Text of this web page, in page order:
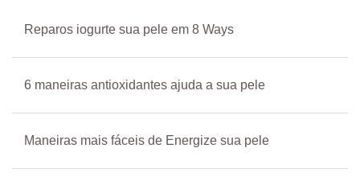
Reparos iogurte sua pele em 8 Ways
6 maneiras antioxidantes ajuda a sua pele
Maneiras mais fáceis de Energize sua pele